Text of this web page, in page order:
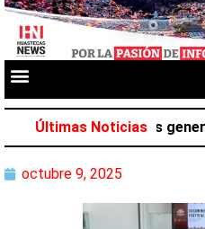
Últimas Noticias
a tres presuntos
octubre 9, 2025